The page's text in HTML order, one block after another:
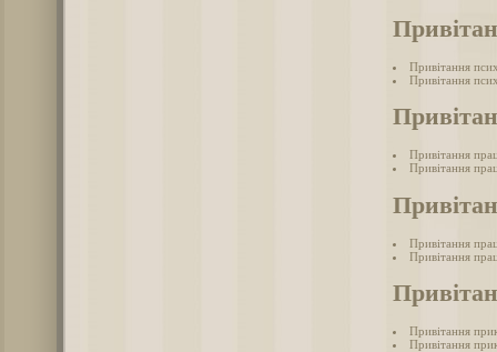
Привітання
Привітання
Привітання
Привітання
Привітання
Привітання
Привітання
Привітання